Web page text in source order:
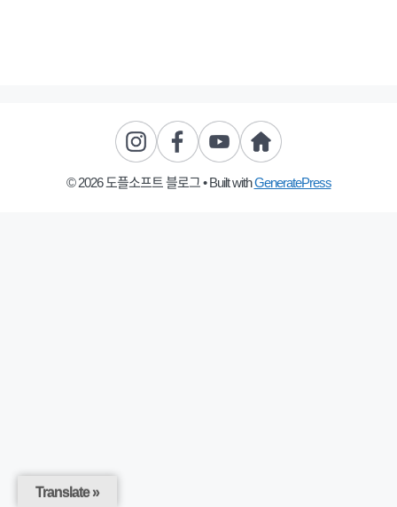
© 2026 도플소프트 블로그• Built withGeneratePress
Translate »